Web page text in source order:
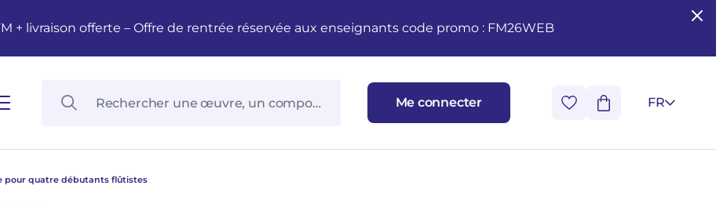
+ livraison offerte – Offre de rentrée réservée aux enseignants code promo : FM26WEB
Me connecter FR
pour quatre débutants flûtistes